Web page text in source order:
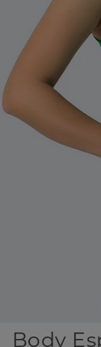
Body